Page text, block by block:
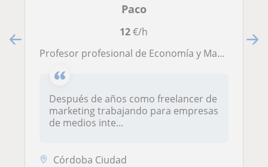
Paco
12€/h
Profesor profesional de Economía y Marketing: Grados y Bachillerato
Después de años como freelancer de
marketing trabajando para empresas
de medios inte...
Córdoba Ciudad